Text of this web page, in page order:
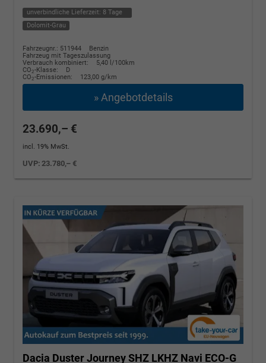
unverbindliche Lieferzeit: 8 Tage
Dolomit-Grau
Fahrzeugnr.: 511944
Benzin
Fahrzeug mit Tageszulassung
Verbrauch kombiniert:
5,40 l/100km
CO2-Klasse:
D
CO2-Emissionen: 123,00 g/km
» Angebotdetails
23.690,– €
incl. 19% MwSt.
UVP:23.780,– €
Dacia DusterJourney SHZ LKHZ Navi ECO-G